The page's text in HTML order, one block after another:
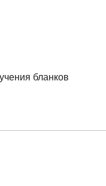
бланков